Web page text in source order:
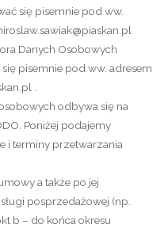
się pisemnie pod ww.
Danych Osobowych
pisemnie pod ww. adresem
.
odbywa się na
Poniżej podajemy
i terminy przetwarzania
a także po jej
posprzedażowej (np.
b – do końca okresu